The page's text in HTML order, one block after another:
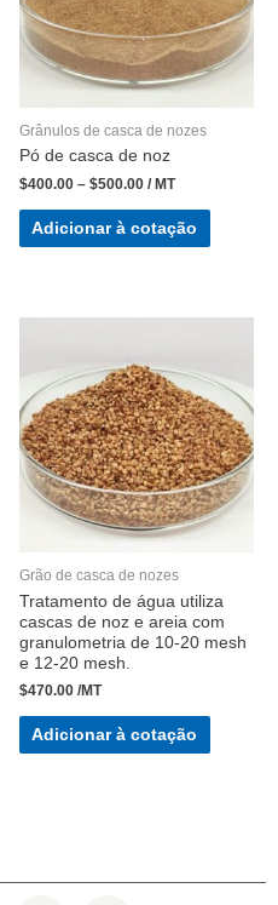
Grânulos de casca de nozes
Pó de casca de noz
$400.00 – $500.00 / MT
Adicionar à cotação
Grão de casca de nozes
Tratamento de água utiliza
cascas de noz e areia com
granulometria de 10-20 mesh
e 12-20 mesh.
$470.00 /MT
Adicionar à cotação